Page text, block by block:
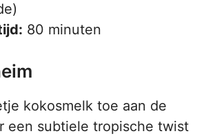
80 minuten
kokosmelk toe aan de
een subtiele tropische twist